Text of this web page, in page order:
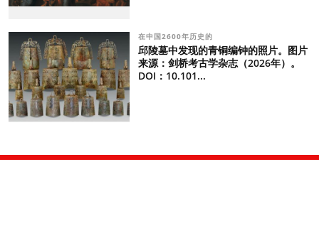
在中国2600年历史的
邱陵墓中发现的青铜编钟的照片。图片
来源：剑桥考古学杂志（2026年）。
DOI：10.101...